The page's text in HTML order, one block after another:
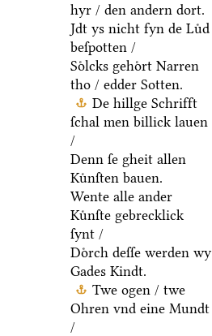
hyr / den andern dort.
Jdt ys nicht fyn de Luͤd
beſpotten /
Soͤlcks gehoͤrt Narren
tho / edder Sotten.
De hillge Schrifft
ſchal men billick lauen
/
Denn ſe gheit allen
Kuͤnſten bauen.
Wente alle ander
Kuͤnſte gebrecklick
ſynt /
Doͤrch deſſe werden wy
Gades Kindt.
Twe ogen / twe
Ohren vnd eine Mundt
/